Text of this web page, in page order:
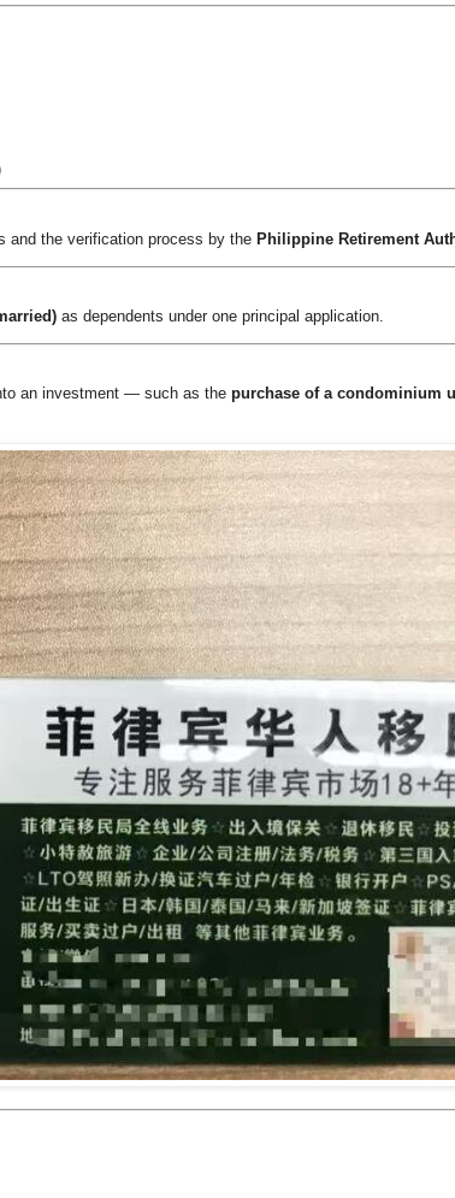
and the verification process by the Philippine Retirement
as dependents under one principal application.
an investment — such as the purchase of a condominium